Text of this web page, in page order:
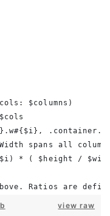
$columns)
spans all
* ( $height /
Ratios are
view raw